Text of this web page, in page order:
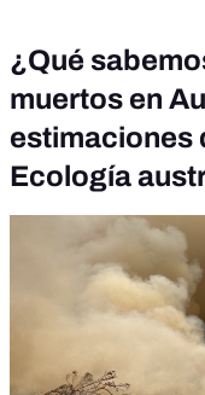
¿Qué
muertos en
estimaciones
Ecología